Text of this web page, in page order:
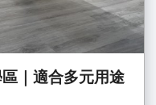
｜適合多元用途